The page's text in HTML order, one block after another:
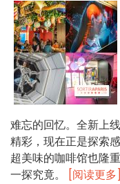
难忘的回忆。全新上
精彩，现在正是探索
超美味的咖啡馆也隆
一探究竟。
[阅读更多]